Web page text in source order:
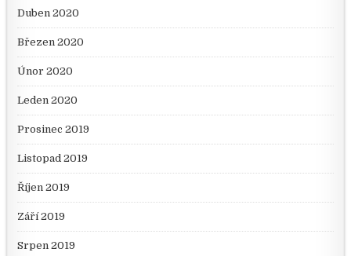
Duben 2020
Březen 2020
Únor 2020
Leden 2020
Prosinec 2019
Listopad 2019
Říjen 2019
Září 2019
Srpen 2019